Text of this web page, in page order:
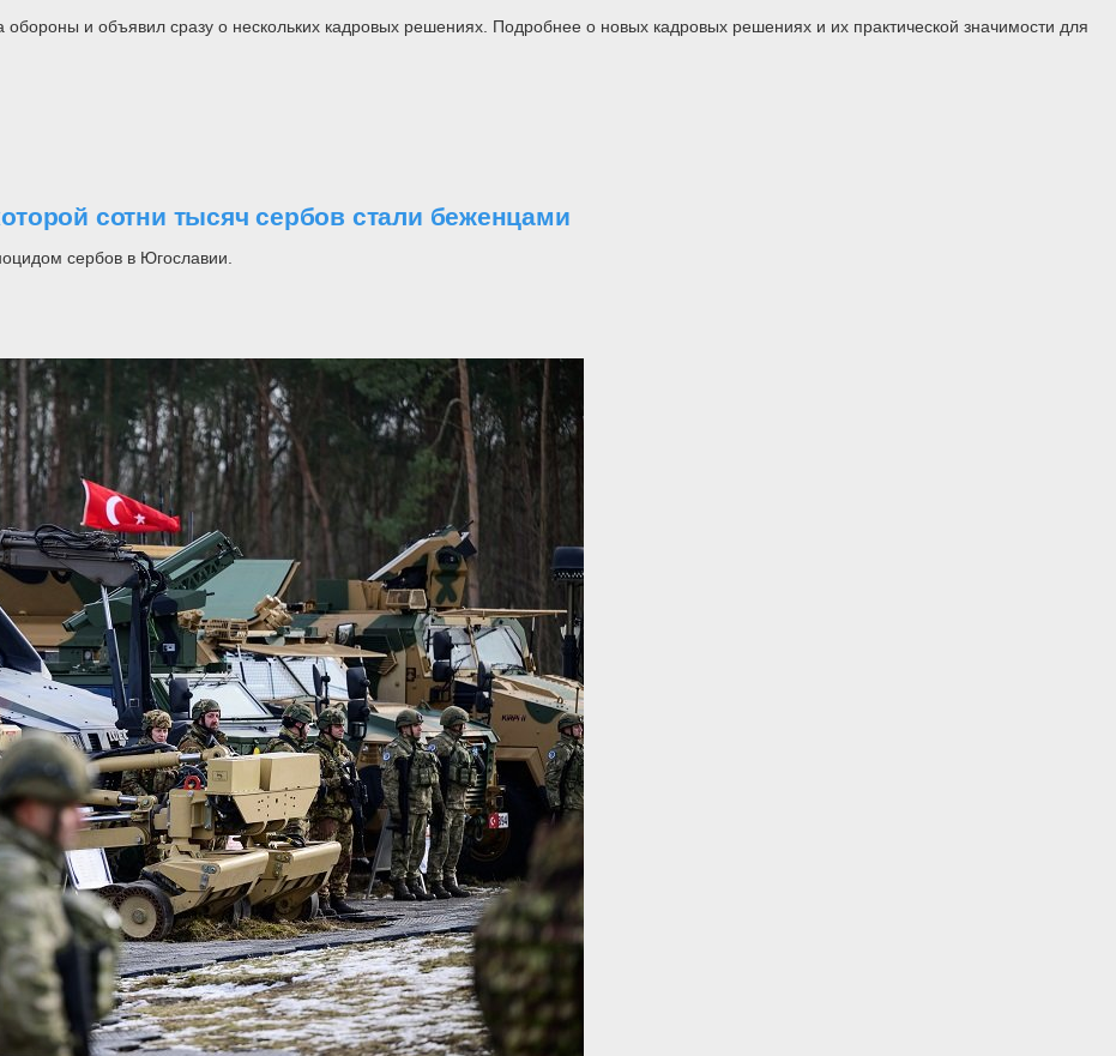
и объявил сразу о нескольких кадровых решениях. Подробнее о новых кадровых решениях и их практической значимости для
сотни тысяч сербов стали беженцами
сербов в Югославии.